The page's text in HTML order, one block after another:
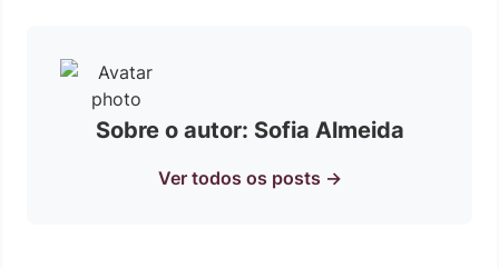
Sobre o autor: Sofia Almeida
Ver todos os posts →